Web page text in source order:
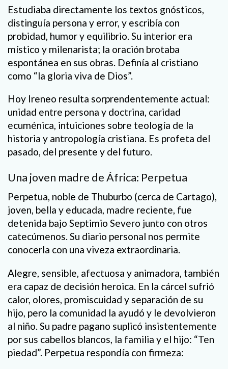
Estudiaba directamente los textos gnósticos,
distinguía persona y error, y escribía con
probidad, humor y equilibrio. Su interior era
místico y milenarista; la oración brotaba
espontánea en sus obras. Definía al cristiano
como “la gloria viva de Dios”.
Hoy Ireneo resulta sorprendentemente actual:
unidad entre persona y doctrina, caridad
ecuménica, intuiciones sobre teología de la
historia y antropología cristiana. Es profeta del
pasado, del presente y del futuro.
Una joven madre de África: Perpetua
Perpetua, noble de Thuburbo (cerca de Cartago),
joven, bella y educada, madre reciente, fue
detenida bajo Septimio Severo junto con otros
catecúmenos. Su diario personal nos permite
conocerla con una viveza extraordinaria.
Alegre, sensible, afectuosa y animadora, también
era capaz de decisión heroica. En la cárcel sufrió
calor, olores, promiscuidad y separación de su
hijo, pero la comunidad la ayudó y le devolvieron
al niño. Su padre pagano suplicó insistentemente
por sus cabellos blancos, la familia y el hijo: “Ten
piedad”. Perpetua respondía con firmeza: